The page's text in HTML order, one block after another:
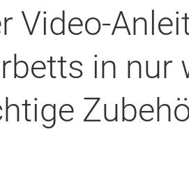
Video-
in nur